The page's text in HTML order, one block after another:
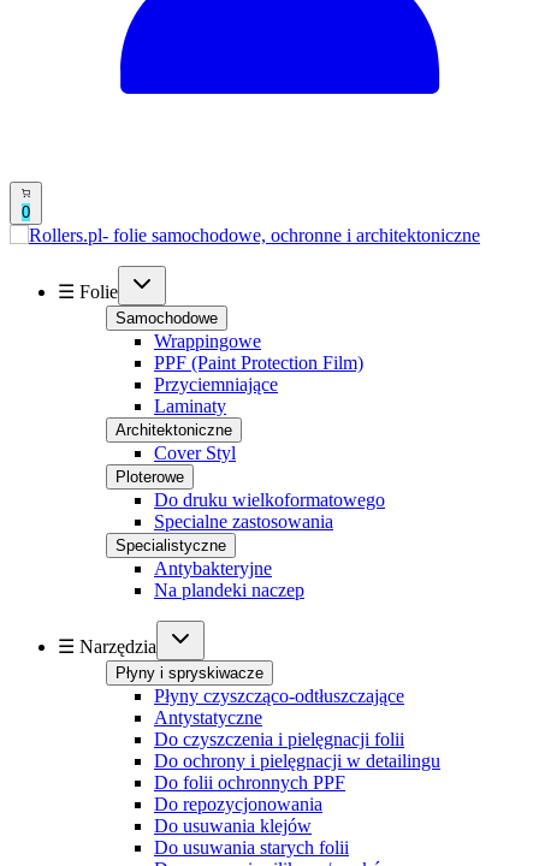
0
☰ Folie
Samochodowe
Wrappingowe
PPF (Paint Protection Film)
Przyciemniające
Laminaty
Architektoniczne
Cover Styl
Ploterowe
Do druku wielkoformatowego
Specialne zastosowania
Specialistyczne
Antybakteryjne
Na plandeki naczep
☰ Narzędzia
Płyny i spryskiwacze
Płyny czyszcząco-odtłuszczające
Antystatyczne
Do czyszczenia i pielęgnacji folii
Do ochrony i pielęgnacji w detailingu
Do folii ochronnych PPF
Do repozycjonowania
Do usuwania klejów
Do usuwania starych folii